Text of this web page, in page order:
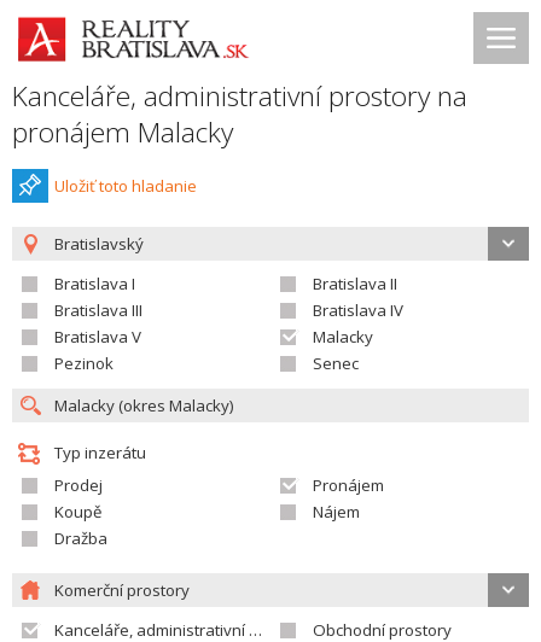
Kanceláře, administrativní prostory na
pronájem Malacky
Uložiť toto hladanie
Bratislavský
Bratislava I
Bratislava II
Bratislava III
Bratislava IV
Bratislava V
Malacky
Pezinok
Senec
Typ inzerátu
Prodej
Pronájem
Koupě
Nájem
Dražba
Komerční prostory
Kanceláře, administrativní prostory
Obchodní prostory